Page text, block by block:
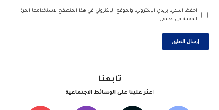
احفظ اسمي، بريدي الإلكتروني، والموقع الإلكتروني في هذا المتصفح لاستخدامها المرة
المقبلة في تعليقي.
تابعنا
اعثر علينا على الوسائط الاجتماعية